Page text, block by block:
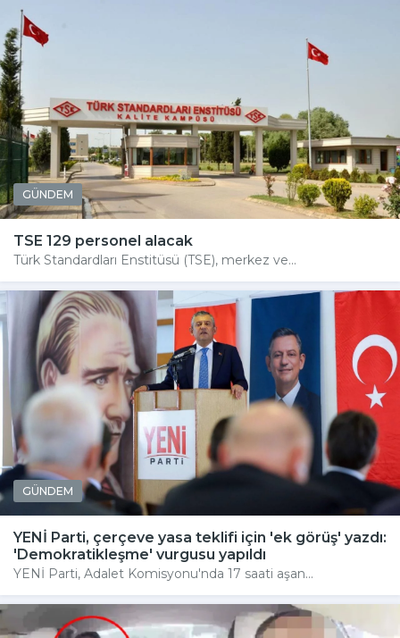
GÜNDEM
TSE 129 personel alacak
Türk Standardları Enstitüsü (TSE), merkez ve...
GÜNDEM
YENİ Parti, çerçeve yasa teklifi için 'ek görüş' yazdı:
'Demokratikleşme' vurgusu yapıldı
YENİ Parti, Adalet Komisyonu'nda 17 saati aşan...